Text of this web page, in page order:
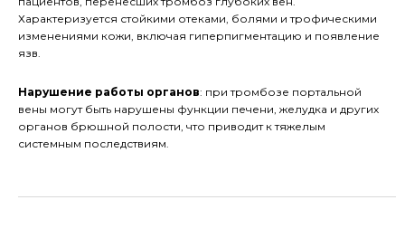
Характеризуется стойкими отеками, болями и трофическими
изменениями кожи, включая гиперпигментацию и появление
язв.
Нарушение работы органов: при тромбозе портальной
вены могут быть нарушены функции печени, желудка и других
органов брюшной полости, что приводит к тяжелым
системным последствиям.